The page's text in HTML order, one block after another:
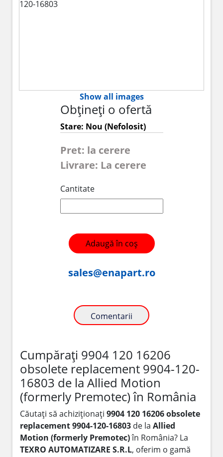
Show all images
Obțineți o ofertă
Stare: Nou (Nefolosit)
Pret: la cerere
Livrare: La cerere
Cantitate
Adaugă în coș
sales@enapart.ro
Comentarii
Cumpărați 9904 120 16206
obsolete replacement 9904-120-
16803 de la Allied Motion
(formerly Premotec) în România
Căutați să achiziționați 9904 120 16206 obsolete
replacement 9904-120-16803 de la Allied
Motion (formerly Premotec)în România? La
TEXRO AUTOMATIZARE S.R.L, oferim o gamă